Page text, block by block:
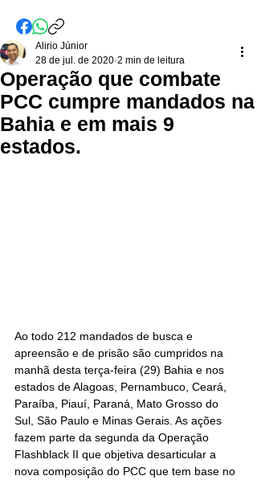
Operação que combate
PCC cumpre mandados na
Bahia e em mais 9
estados.
Alirio Júnior
28 de jul. de 2020 2 min de leitura
Ao todo 212 mandados de busca e
apreensão e de prisão são cumpridos na
manhã desta terça-feira (29) Bahia e nos
estados de Alagoas, Pernambuco, Ceará,
Paraíba, Piauí, Paraná, Mato Grosso do
Sul, São Paulo e Minas Gerais. As ações
fazem parte da segunda da Operação
Flashblack II que objetiva desarticular a
nova composição do PCC que tem base no